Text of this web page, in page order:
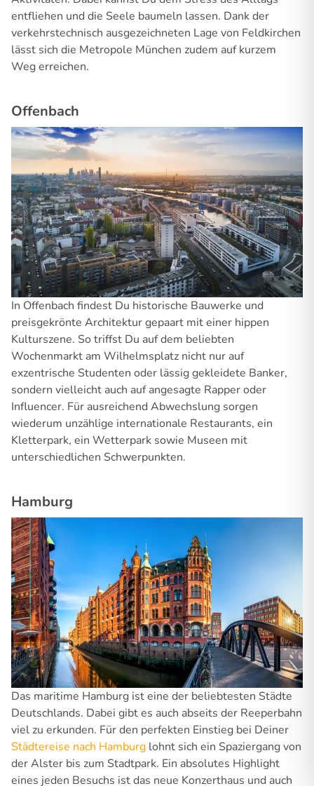
entfliehen und die Seele baumeln lassen. Dank der
verkehrstechnisch ausgezeichneten Lage von Feldkirchen
lässt sich die Metropole München zudem auf kurzem
Weg erreichen.
Offenbach
In Offenbach findest Du historische Bauwerke und
preisgekrönte Architektur gepaart mit einer hippen
Kulturszene. So triffst Du auf dem beliebten
Wochenmarkt am Wilhelmsplatz nicht nur auf
exzentrische Studenten oder lässig gekleidete Banker,
sondern vielleicht auch auf angesagte Rapper oder
Influencer. Für ausreichend Abwechslung sorgen
wiederum unzählige internationale Restaurants, ein
Kletterpark, ein Wetterpark sowie Museen mit
unterschiedlichen Schwerpunkten.
Hamburg
Das maritime Hamburg ist eine der beliebtesten Städte
Deutschlands. Dabei gibt es auch abseits der Reeperbahn
viel zu erkunden. Für den perfekten Einstieg bei Deiner
Städtereise nach Hamburg lohnt sich ein Spaziergang von
der Alster bis zum Stadtpark. Ein absolutes Highlight
eines jeden Besuchs ist das neue Konzerthaus und auch